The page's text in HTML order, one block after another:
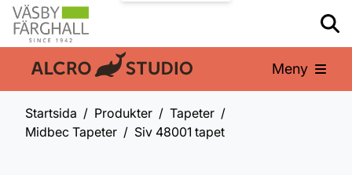
En del av: Meny
Startsida Produkter
Tapeter
Midbec Tapeter
Siv 48001 tapet